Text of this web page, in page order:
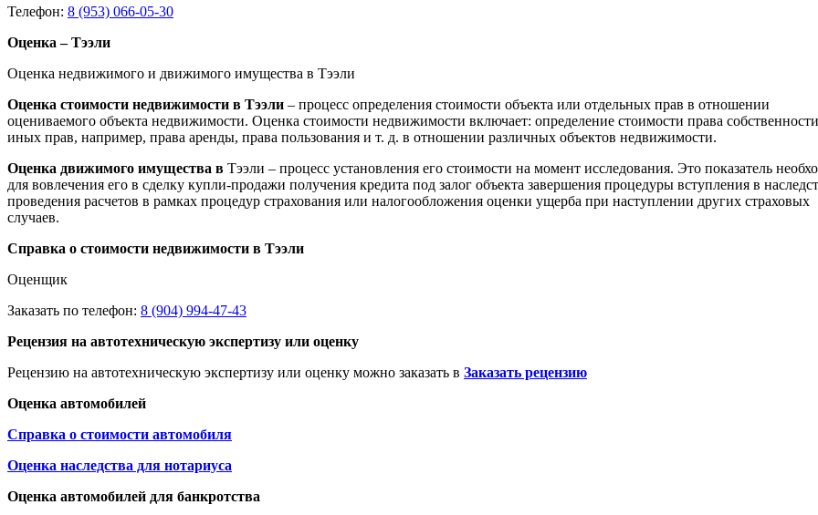
Телефон: 8 (953) 066-05-30
Оценка – Тээли
Оценка недвижимого и движимого имущества в Тээли
Оценка стоимости недвижимости в Тээли – процесс определения стоимости объекта или отдельных прав в отношении
оцениваемого объекта недвижимости. Оценка стоимости недвижимости включает: определение стоимости права
иных прав, например, права аренды, права пользования и т. д. в отношении различных объектов недвижимости.
Оценка движимого имущества в Тээли – процесс установления его стоимости на момент исследования. Это показатель
для вовлечения его в сделку купли-продажи получения кредита под залог объекта завершения процедуры вступления в
проведения расчетов в рамках процедур страхования или налогообложения оценки ущерба при наступлении других страховых
случаев.
Справка о стоимости недвижимости в Тээли
Оценщик
Заказать по телефон: 8 (904) 994-47-43
Рецензия на автотехническую экспертизу или оценку
Рецензию на автотехническую экспертизу или оценку можно заказать в Заказать рецензию
Оценка автомобилей
Справка о стоимости автомобиля
Оценка наследства для нотариуса
Оценка автомобилей для банкротства